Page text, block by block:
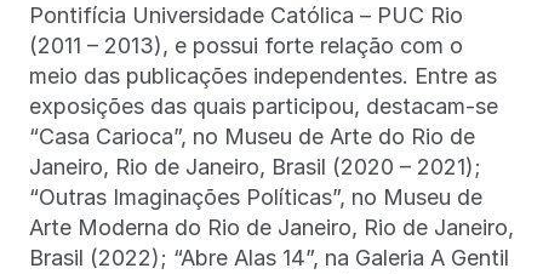
Pontifícia Universidade Católica – PUC Rio
(2011 – 2013), e possui forte relação com o
meio das publicações independentes. Entre as
exposições das quais participou, destacam-se
“Casa Carioca”, no Museu de Arte do Rio de
Janeiro, Rio de Janeiro, Brasil (2020 – 2021);
“Outras Imaginações Políticas”, no Museu de
Arte Moderna do Rio de Janeiro, Rio de Janeiro,
Brasil (2022); “Abre Alas 14”, na Galeria A Gentil